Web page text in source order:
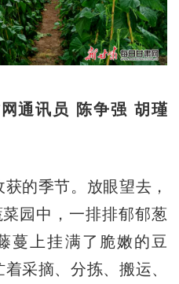
通讯员 陈争强 胡瑾
的季节。放眼望去，
园中，一排排郁郁葱
蔓上挂满了脆嫩的豆
采摘、分拣、搬运、